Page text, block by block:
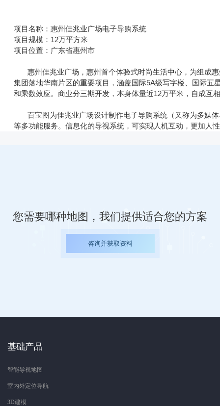
项目名称：惠州佳兆业广场电子导购系统
项目规模：12万平方米
项目位置：广东省惠州市
惠州佳兆业广场，惠州首个体验式时尚生活中心，为组成
集团落地华南片区的重要项目，涵盖国际5A级写字楼、国际
和乘数效应。商业分三期开发，本身体量近12万平米，自成互
百宝图为佳兆业广场设计制作电子导购系统（又称为多媒体
等多功能服务。信息化的导视系统，可实现人机互动，更加人
您需要哪种地图，我们提供适合您的方案
咨询并获取资料
基础产品
智能导视地图
室内外定位导航
3D建模